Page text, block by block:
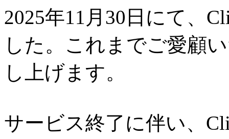
2025年11月30日にて、
した。これまでご愛顧
し上げます。
サービス終了に伴い、